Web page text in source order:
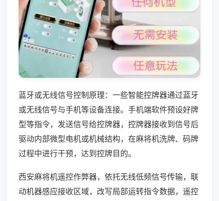
蓝牙或无线信号控制原理：一些智能控牌器通过蓝牙
或无线信号与手机等设备连接。手机端软件预设好牌
型等指令，发送信号给控牌器，控牌器接收到信号后
驱动内部微型电机或机械结构，在麻将机洗牌、码牌
过程中进行干预，达到控牌目的。
西安麻将机遥控作弊器，依托无线低频信号传输，联
动机器感应接收区域，改写局部运转指令数据，遥控